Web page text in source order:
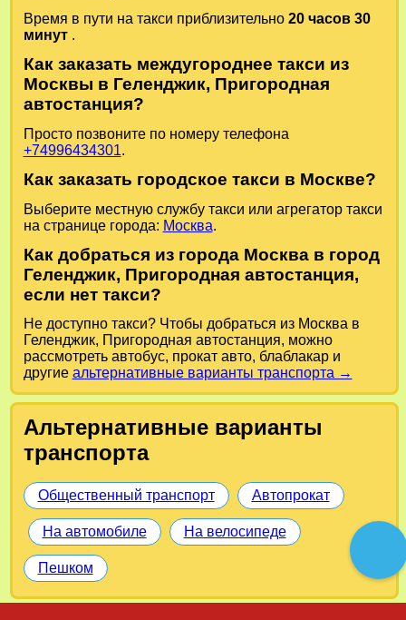
Время в пути на такси приблизительно 20 часов 30
минут .
Как заказать междугороднее такси из
Москвы в Геленджик, Пригородная
автостанция?
Просто позвоните по номеру телефона
+74996434301.
Как заказать городское такси в Москве?
Выберите местную службу такси или агрегатор такси
на странице города: Москва.
Как добраться из города Москва в город
Геленджик, Пригородная автостанция,
если нет такси?
Не доступно такси? Чтобы добраться из Москва в
Геленджик, Пригородная автостанция, можно
рассмотреть автобус, прокат авто, блаблакар и
другие альтернативные варианты транспорта →
Альтернативные варианты
транспорта
Общественный транспорт Автопрокат
На автомобиле На велосипеде
Пешком